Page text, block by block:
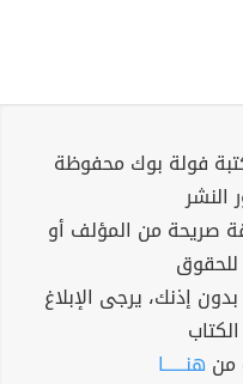
فولة بوك محفوظة
النشر
صريحة من المؤلف أو
للحقوق
إذنك، يرجى الإبلاغ
من هنــــــا